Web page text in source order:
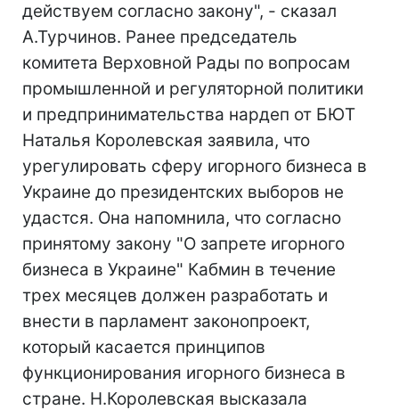
действуем согласно закону", - сказал
А.Турчинов. Ранее председатель
комитета Верховной Рады по вопросам
промышленной и регуляторной политики
и предпринимательства нардеп от БЮТ
Наталья Королевская заявила, что
урегулировать сферу игорного бизнеса в
Украине до президентских выборов не
удастся. Она напомнила, что согласно
принятому закону "О запрете игорного
бизнеса в Украине" Кабмин в течение
трех месяцев должен разработать и
внести в парламент законопроект,
который касается принципов
функционирования игорного бизнеса в
стране. Н.Королевская высказала